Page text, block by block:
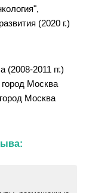
(2020 г.)
2011 гг.)
Москва
Москва